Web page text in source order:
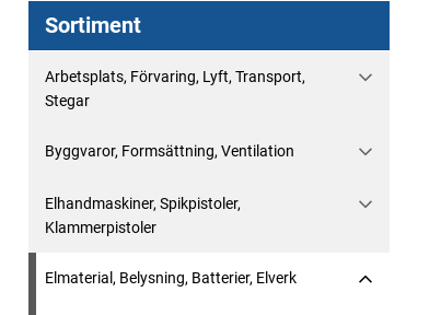
Sortiment
Arbetsplats, Förvaring, Lyft, Transport,
Stegar
Byggvaror, Formsättning, Ventilation
Elhandmaskiner, Spikpistoler,
Klammerpistoler
Elmaterial, Belysning, Batterier, Elverk